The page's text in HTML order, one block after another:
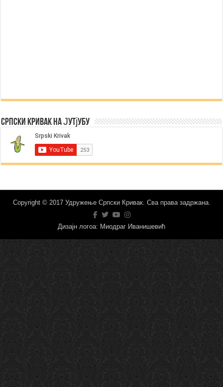
Српски Кривак на Јутјубу
Copyright © 2017 Удружење Српски Кривак. Сва права задржана.
Дизајн логоа: Миодраг Иванишевић